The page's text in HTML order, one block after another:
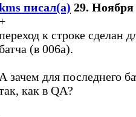
писал(а) 29. Ноября
+
к строке сделан
батча (в 006a).
А зачем для последнего
как в QA?